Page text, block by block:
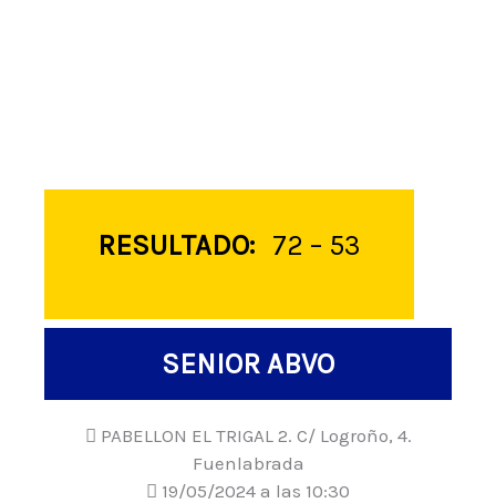
RESULTADO: 72 – 53
SENIOR ABVO
PABELLON EL TRIGAL 2. C/ Logroño, 4.
Fuenlabrada
19/05/2024 a las 10:30